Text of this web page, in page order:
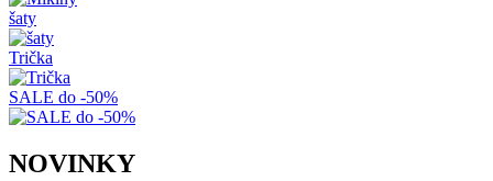
šaty
Trička
SALE do -50%
NOVINKY